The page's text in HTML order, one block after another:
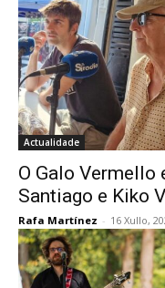
Actualidade
O Galo Vermello
Santiago e Kiko
Rafa Martínez - 16 Xullo,